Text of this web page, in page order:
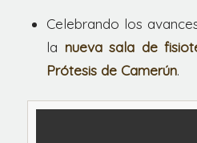
Celebrando los
la nueva sala de
Prótesis de Camerún.